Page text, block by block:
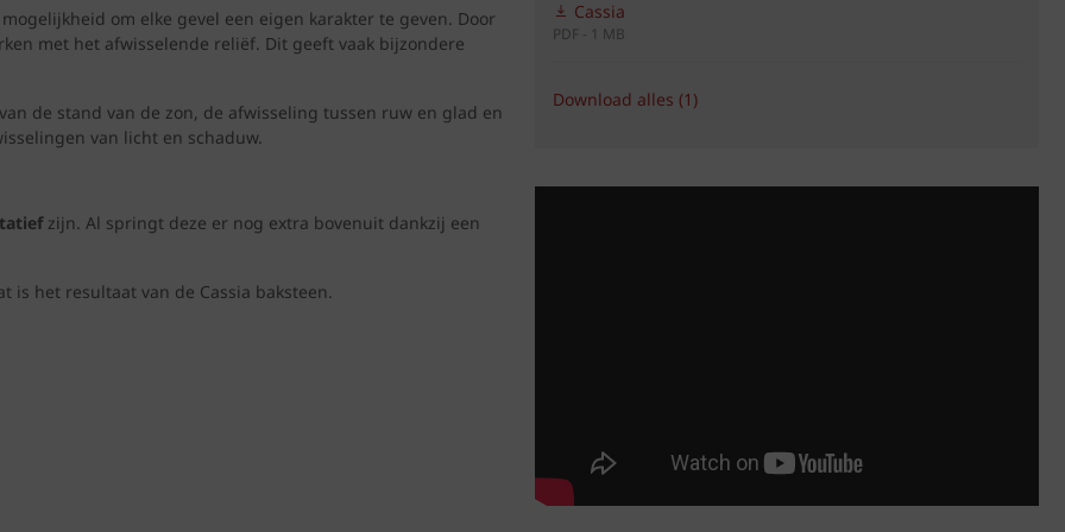
om elke gevel een eigen karakter te geven. Door
met het afwisselende reliëf. Dit geeft vaak bijzondere
de stand van de zon, de afwisseling tussen ruw en glad en
van licht en schaduw.
zijn. Al springt deze er nog extra bovenuit dankzij een
is het resultaat van de Cassia baksteen.
Cassia
PDF - 1 MB
Download alles (1)